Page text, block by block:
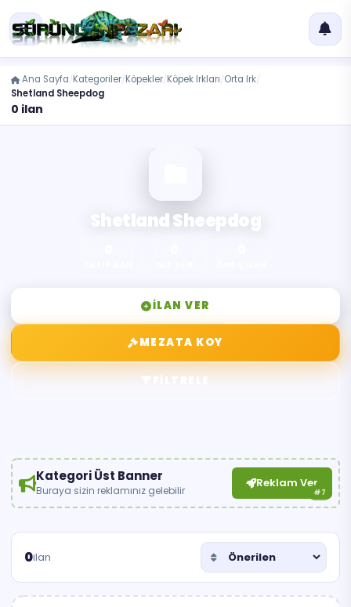
Ana Sayfa Kategoriler Köpekler Köpek Irkları Orta Irk
Shetland Sheepdog
0 ilan
Shetland Sheepdog
İLAN VER
MEZATA KOY
FILTRELE
#7
Kategori Üst Banner
Buraya sizin reklamınız gelebilir
Reklam Ver
0ilan